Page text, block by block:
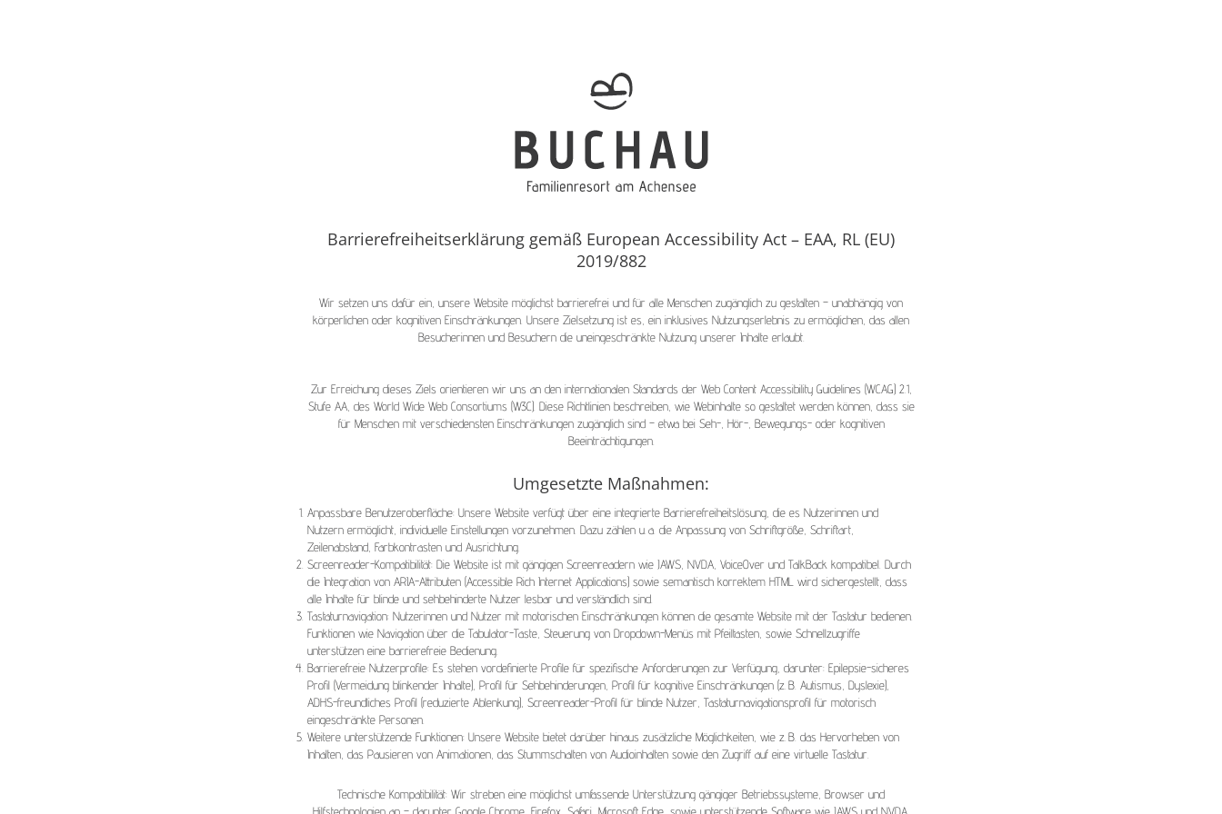
Barrierefreiheitserklärung gemäß European Accessibility Act – EAA, RL (EU)
2019/882
Wir setzen uns dafür ein, unsere Website möglichst barrierefrei und für alle Menschen zugänglich zu gestalten – unabhängig von
körperlichen oder kognitiven Einschränkungen. Unsere Zielsetzung ist es, ein inklusives Nutzungserlebnis zu ermöglichen, das allen
Besucherinnen und Besuchern die uneingeschränkte Nutzung unserer Inhalte erlaubt.
Zur Erreichung dieses Ziels orientieren wir uns an den internationalen Standards der Web Content Accessibility Guidelines (WCAG) 2.1,
Stufe AA, des World Wide Web Consortiums (W3C). Diese Richtlinien beschreiben, wie Webinhalte so gestaltet werden können, dass sie
für Menschen mit verschiedensten Einschränkungen zugänglich sind – etwa bei Seh-, Hör-, Bewegungs- oder kognitiven
Beeinträchtigungen.
Umgesetzte Maßnahmen:
Anpassbare Benutzeroberfläche: Unsere Website verfügt über eine integrierte Barrierefreiheitslösung, die es Nutzerinnen und
Nutzern ermöglicht, individuelle Einstellungen vorzunehmen. Dazu zählen u. a. die Anpassung von Schriftgröße, Schriftart,
Zeilenabstand, Farbkontrasten und Ausrichtung.
Screenreader-Kompatibilität: Die Website ist mit gängigen Screenreadern wie JAWS, NVDA, VoiceOver und TalkBack kompatibel. Durch
die Integration von ARIA-Attributen (Accessible Rich Internet Applications) sowie semantisch korrektem HTML wird sichergestellt, dass
alle Inhalte für blinde und sehbehinderte Nutzer lesbar und verständlich sind.
Tastaturnavigation: Nutzerinnen und Nutzer mit motorischen Einschränkungen können die gesamte Website mit der Tastatur bedienen.
Funktionen wie Navigation über die Tabulator-Taste, Steuerung von Dropdown-Menüs mit Pfeiltasten, sowie Schnellzugriffe
unterstützen eine barrierefreie Bedienung.
Barrierefreie Nutzerprofile: Es stehen vordefinierte Profile für spezifische Anforderungen zur Verfügung, darunter: Epilepsie-sicheres
Profil (Vermeidung blinkender Inhalte), Profil für Sehbehinderungen, Profil für kognitive Einschränkungen (z. B. Autismus, Dyslexie),
ADHS-freundliches Profil (reduzierte Ablenkung), Screenreader-Profil für blinde Nutzer, Tastaturnavigationsprofil für motorisch
eingeschränkte Personen.
Weitere unterstützende Funktionen: Unsere Website bietet darüber hinaus zusätzliche Möglichkeiten, wie z. B. das Hervorheben von
Inhalten, das Pausieren von Animationen, das Stummschalten von Audioinhalten sowie den Zugriff auf eine virtuelle Tastatur.
Technische Kompatibilität: Wir streben eine möglichst umfassende Unterstützung gängiger Betriebssysteme, Browser und